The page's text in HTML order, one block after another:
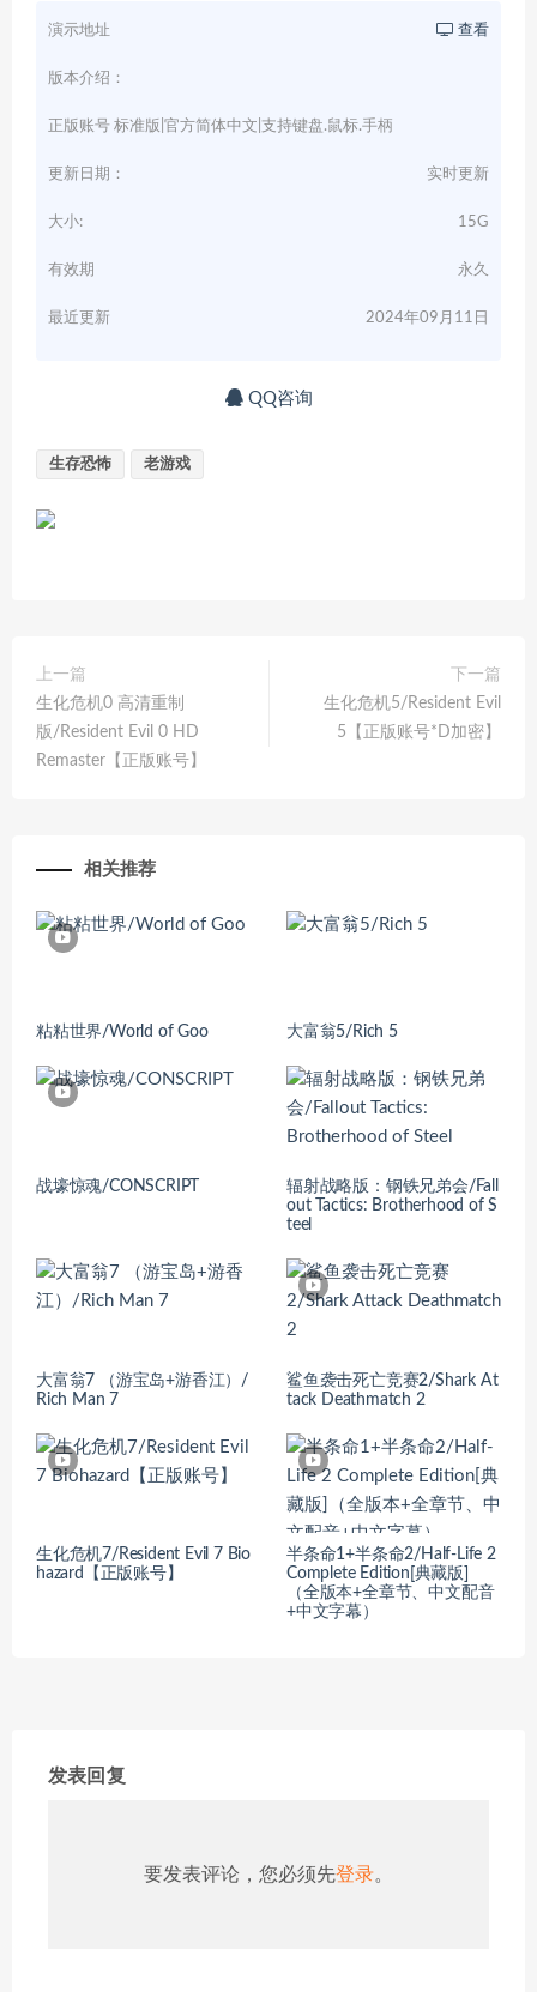
演示地址 查看
版本介绍：
正版账号 标准版|官方简体中文|支持键盘.鼠标.手柄
更新日期： 实时更新
大小: 15G
有效期 永久
最近更新 2024年09月11日
QQ咨询
生存恐怖 老游戏
上一篇
生化危机0 高清重制
版/Resident Evil 0 HD
Remaster【正版账号】
下一篇
生化危机5/Resident Evil
5【正版账号*D加密】
相关推荐
粘粘世界/World of Goo 大富翁5/Rich 5
战壕惊魂/CONSCRIPT
辐射战略版：钢铁兄弟会/Fall
out Tactics: Brotherhood of S
teel
大富翁7 （游宝岛+游香江）/
Rich Man 7
鲨鱼袭击死亡竞赛2/Shark At
tack Deathmatch 2
生化危机7/Resident Evil 7 Bio
hazard【正版账号】
半条命1+半条命2/Half-Life 2
Complete Edition[典藏版]
（全版本+全章节、中文配音
+中文字幕）
发表回复
要发表评论，您必须先登录。